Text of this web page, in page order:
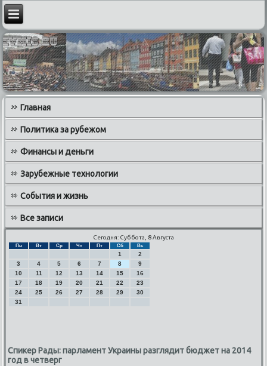
Главная
Политика за рубежом
Финансы и деньги
Зарубежные технологии
События и жизнь
Все записи
Сегодня: Суббота, 8 Августа
Пн Вт Ср Чт Пт Сб Вс
1
2
3
4 5 6 7 8
9
10
11 12 13 14 15
16
17
18 19 20 21 22
23
24
25 26 27 28 29
30
31
Спикер Рады: парламент Украины разглядит бюджет на 2014
год в четверг